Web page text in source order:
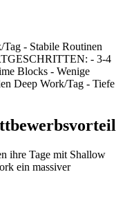
- Stabile Routinen
- 3-4
Blocks - Wenige
Deep Work/Tag - Tiefe
ihre Tage mit Shallow
ein massiver